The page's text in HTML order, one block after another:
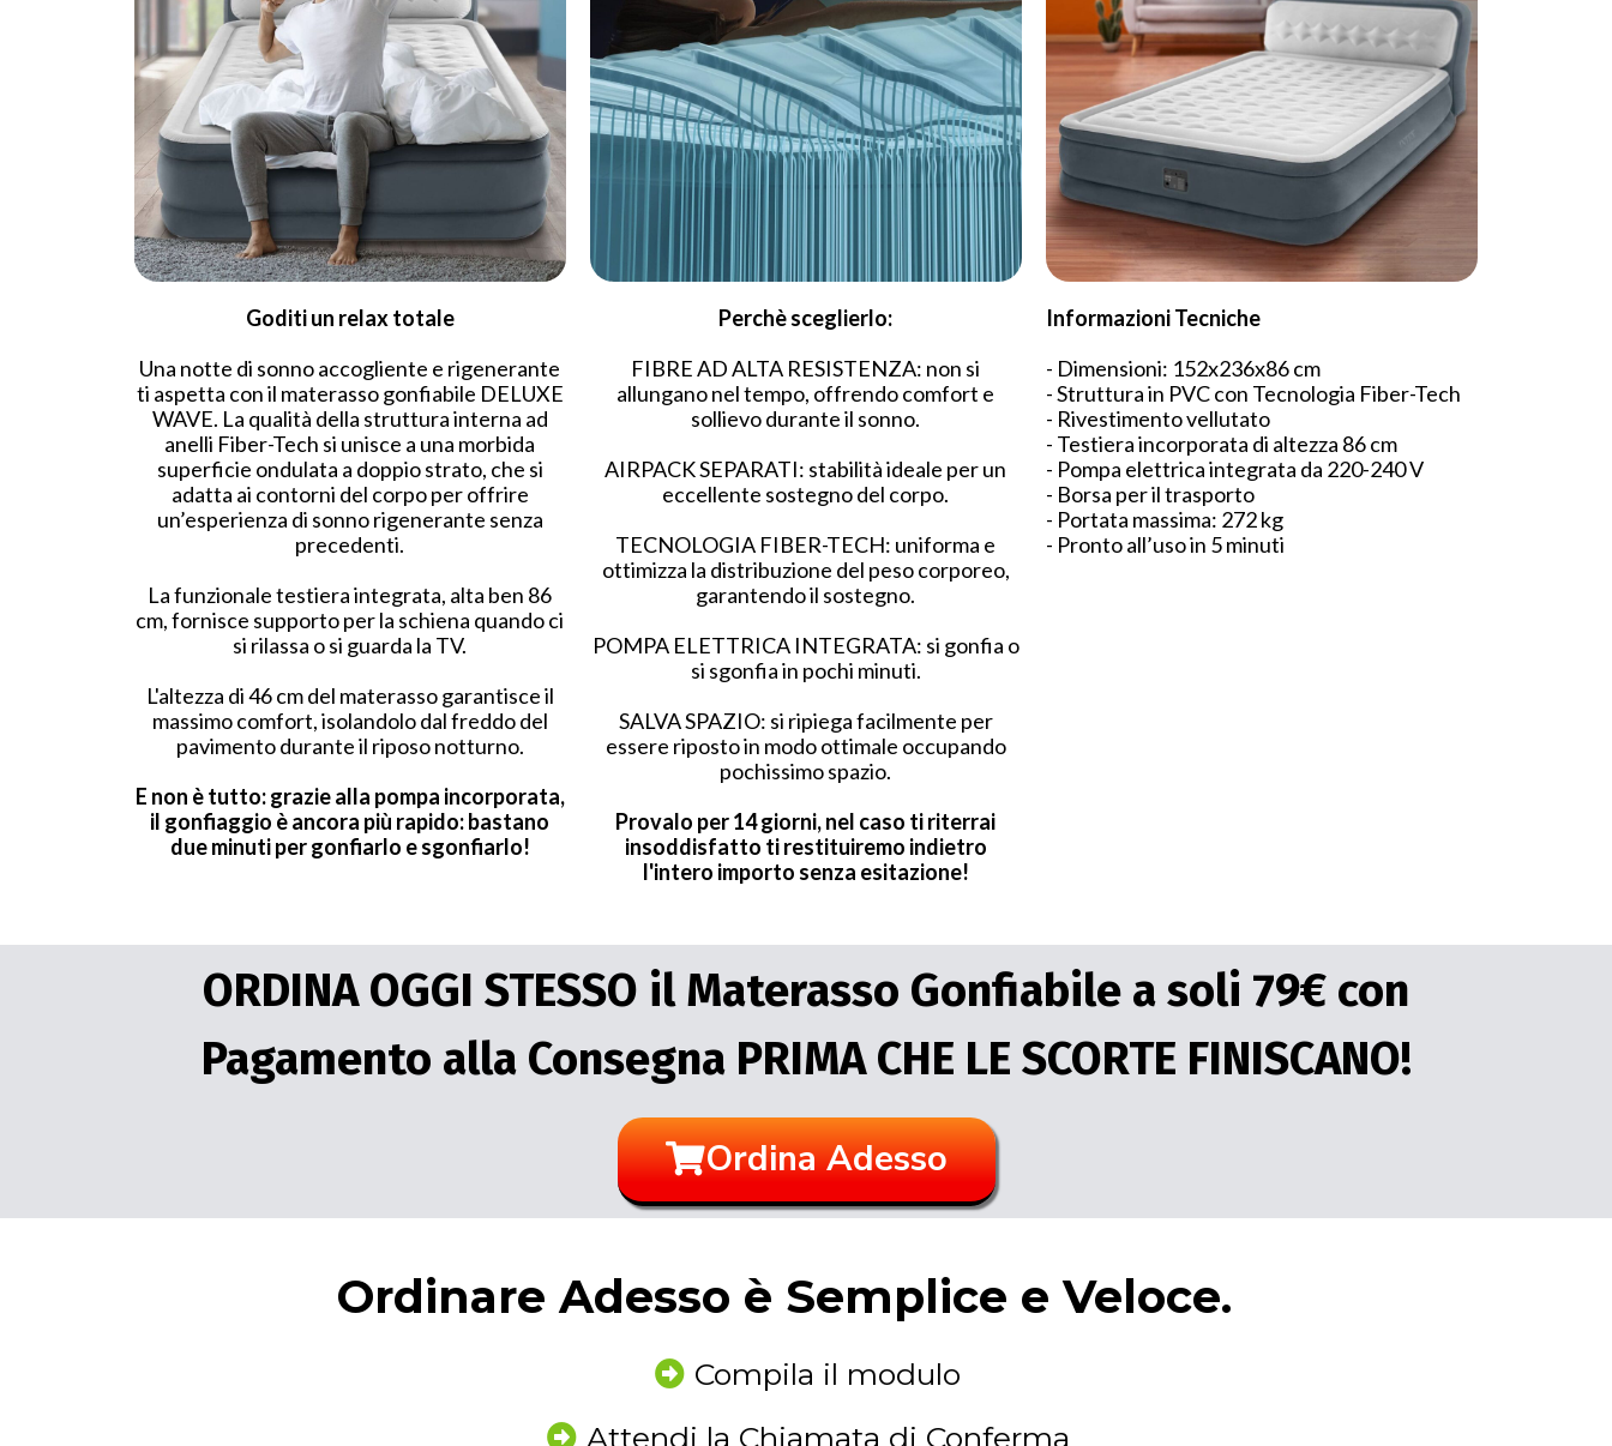
Goditi un relax totale
Una notte di sonno accogliente e rigenerante
ti aspetta con il materasso gonfiabile DELUXE
WAVE. La qualità della struttura interna ad
anelli Fiber-Tech si unisce a una morbida
superficie ondulata a doppio strato, che si
adatta ai contorni del corpo per offrire
un’esperienza di sonno rigenerante senza
precedenti.
La funzionale testiera integrata, alta ben 86
cm, fornisce supporto per la schiena quando ci
si rilassa o si guarda la TV.
L'altezza di 46 cm del materasso garantisce il
massimo comfort, isolandolo dal freddo del
pavimento durante il riposo notturno.
E non è tutto: grazie alla pompa incorporata,
il gonfiaggio è ancora più rapido: bastano
due minuti per gonfiarlo e sgonfiarlo!
Perchè sceglierlo:
FIBRE AD ALTA RESISTENZA: non si
allungano nel tempo, offrendo comfort e
sollievo durante il sonno.
AIRPACK SEPARATI: stabilità ideale per un
eccellente sostegno del corpo.
TECNOLOGIA FIBER-TECH: uniforma e
ottimizza la distribuzione del peso corporeo,
garantendo il sostegno.
POMPA ELETTRICA INTEGRATA: si gonfia o
si sgonfia in pochi minuti.
SALVA SPAZIO: si ripiega facilmente per
essere riposto in modo ottimale occupando
pochissimo spazio.
Provalo per 14 giorni, nel caso ti riterrai
insoddisfatto ti restituiremo indietro
l'intero importo senza esitazione!
Informazioni Tecniche
- Dimensioni: 152x236x86 cm
- Struttura in PVC con Tecnologia Fiber-Tech
- Rivestimento vellutato
- Testiera incorporata di altezza 86 cm
- Pompa elettrica integrata da 220-240 V
- Borsa per il trasporto
- Portata massima: 272 kg
- Pronto all’uso in 5 minuti
ORDINA OGGI STESSO il Materasso Gonfiabile a soli 79€ con
Pagamento alla Consegna PRIMA CHE LE SCORTE FINISCANO!
Ordina Adesso
Ordinare Adesso è Semplice e Veloce.
Compila il modulo
Attendi la Chiamata di Conferma